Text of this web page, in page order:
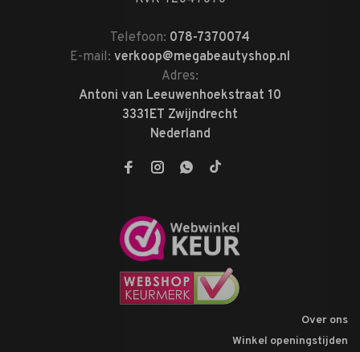
Telefoon: 078-7370074
E-mail: verkoop@megabeautyshop.nl
Adres:
Antoni van Leeuwenhoekstraat 10
3331ET Zwijndrecht
Nederland
Over ons
Winkel openingstijden